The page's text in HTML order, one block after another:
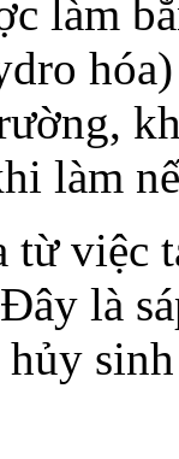
làm
làm
từ việc
là